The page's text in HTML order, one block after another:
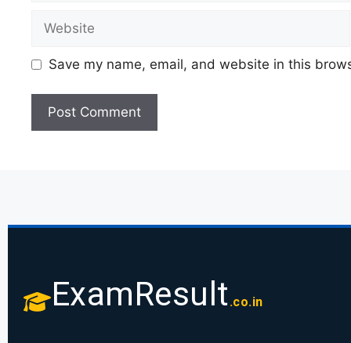
Save my name, email, and website in this
ExamResult .co.in